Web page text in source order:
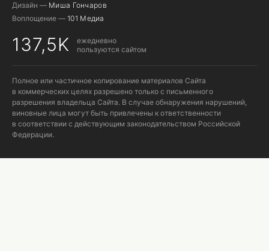
Дизайн — Миша Гончаров
Воплощение — 101 Медиа
137,5K
ежедневно
пользуются сайтом
Полное или частичное копирование материалов Сайта
в коммерческих целях разрешено только с письменного
разрешения владельца Сайта. В случае обнаружения нарушений,
виновные лица могут быть привлечены к ответственности
в соответствии с действующим законодательством Российской
Федерации.